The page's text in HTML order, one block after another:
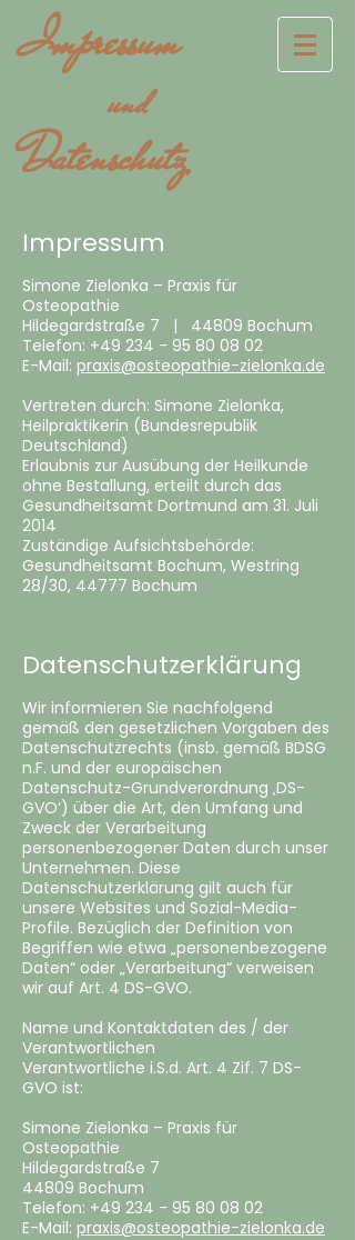
Impressum
und
Datenschutz
Impressum
Simone Zielonka – Praxis für
Osteopathie
Hildegardstraße 7 | 44809 Bochum
Telefon: +49 234 - 95 80 08 02
E-Mail: praxis@osteopathie-zielonka.de
Vertreten durch: Simone Zielonka,
Heilpraktikerin (Bundesrepublik
Deutschland)
Erlaubnis zur Ausübung der Heilkunde
ohne Bestallung, erteilt durch das
Gesundheitsamt Dortmund am 31. Juli
2014
Zuständige Aufsichtsbehörde:
Gesundheitsamt Bochum, Westring
28/30, 44777 Bochum
Datenschutzerklärung
Wir informieren Sie nachfolgend
gemäß den gesetzlichen Vorgaben des
Datenschutzrechts (insb. gemäß BDSG
n.F. und der europäischen
Datenschutz-Grundverordnung ‚DS-
GVO‘) über die Art, den Umfang und
Zweck der Verarbeitung
personenbezogener Daten durch unser
Unternehmen. Diese
Datenschutzerklärung gilt auch für
unsere Websites und Sozial-Media-
Profile. Bezüglich der Definition von
Begriffen wie etwa „personenbezogene
Daten“ oder „Verarbeitung“ verweisen
wir auf Art. 4 DS-GVO.
‍Name und Kontaktdaten des / der
Verantwortlichen
Verantwortliche i.S.d. Art. 4 Zif. 7 DS-
GVO ist:
Simone Zielonka – Praxis für
Osteopathie
Hildegardstraße 7
44809 Bochum
Telefon: +49 234 - 95 80 08 02
E-Mail: praxis@osteopathie-zielonka.de